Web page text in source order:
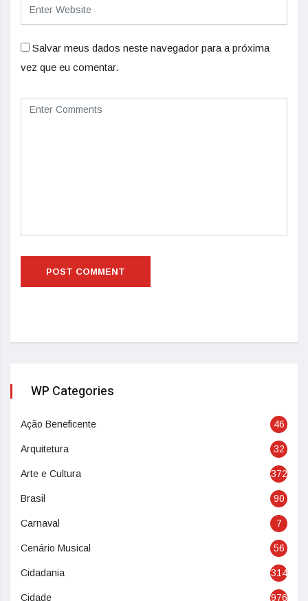
Salvar meus dados neste navegador para a próxima
vez que eu comentar.
WP Categories
Ação Beneficente 46
Arquitetura 32
Arte e Cultura 372
Brasil 90
Carnaval 7
Cenário Musical 56
Cidadania 314
Cidade 976